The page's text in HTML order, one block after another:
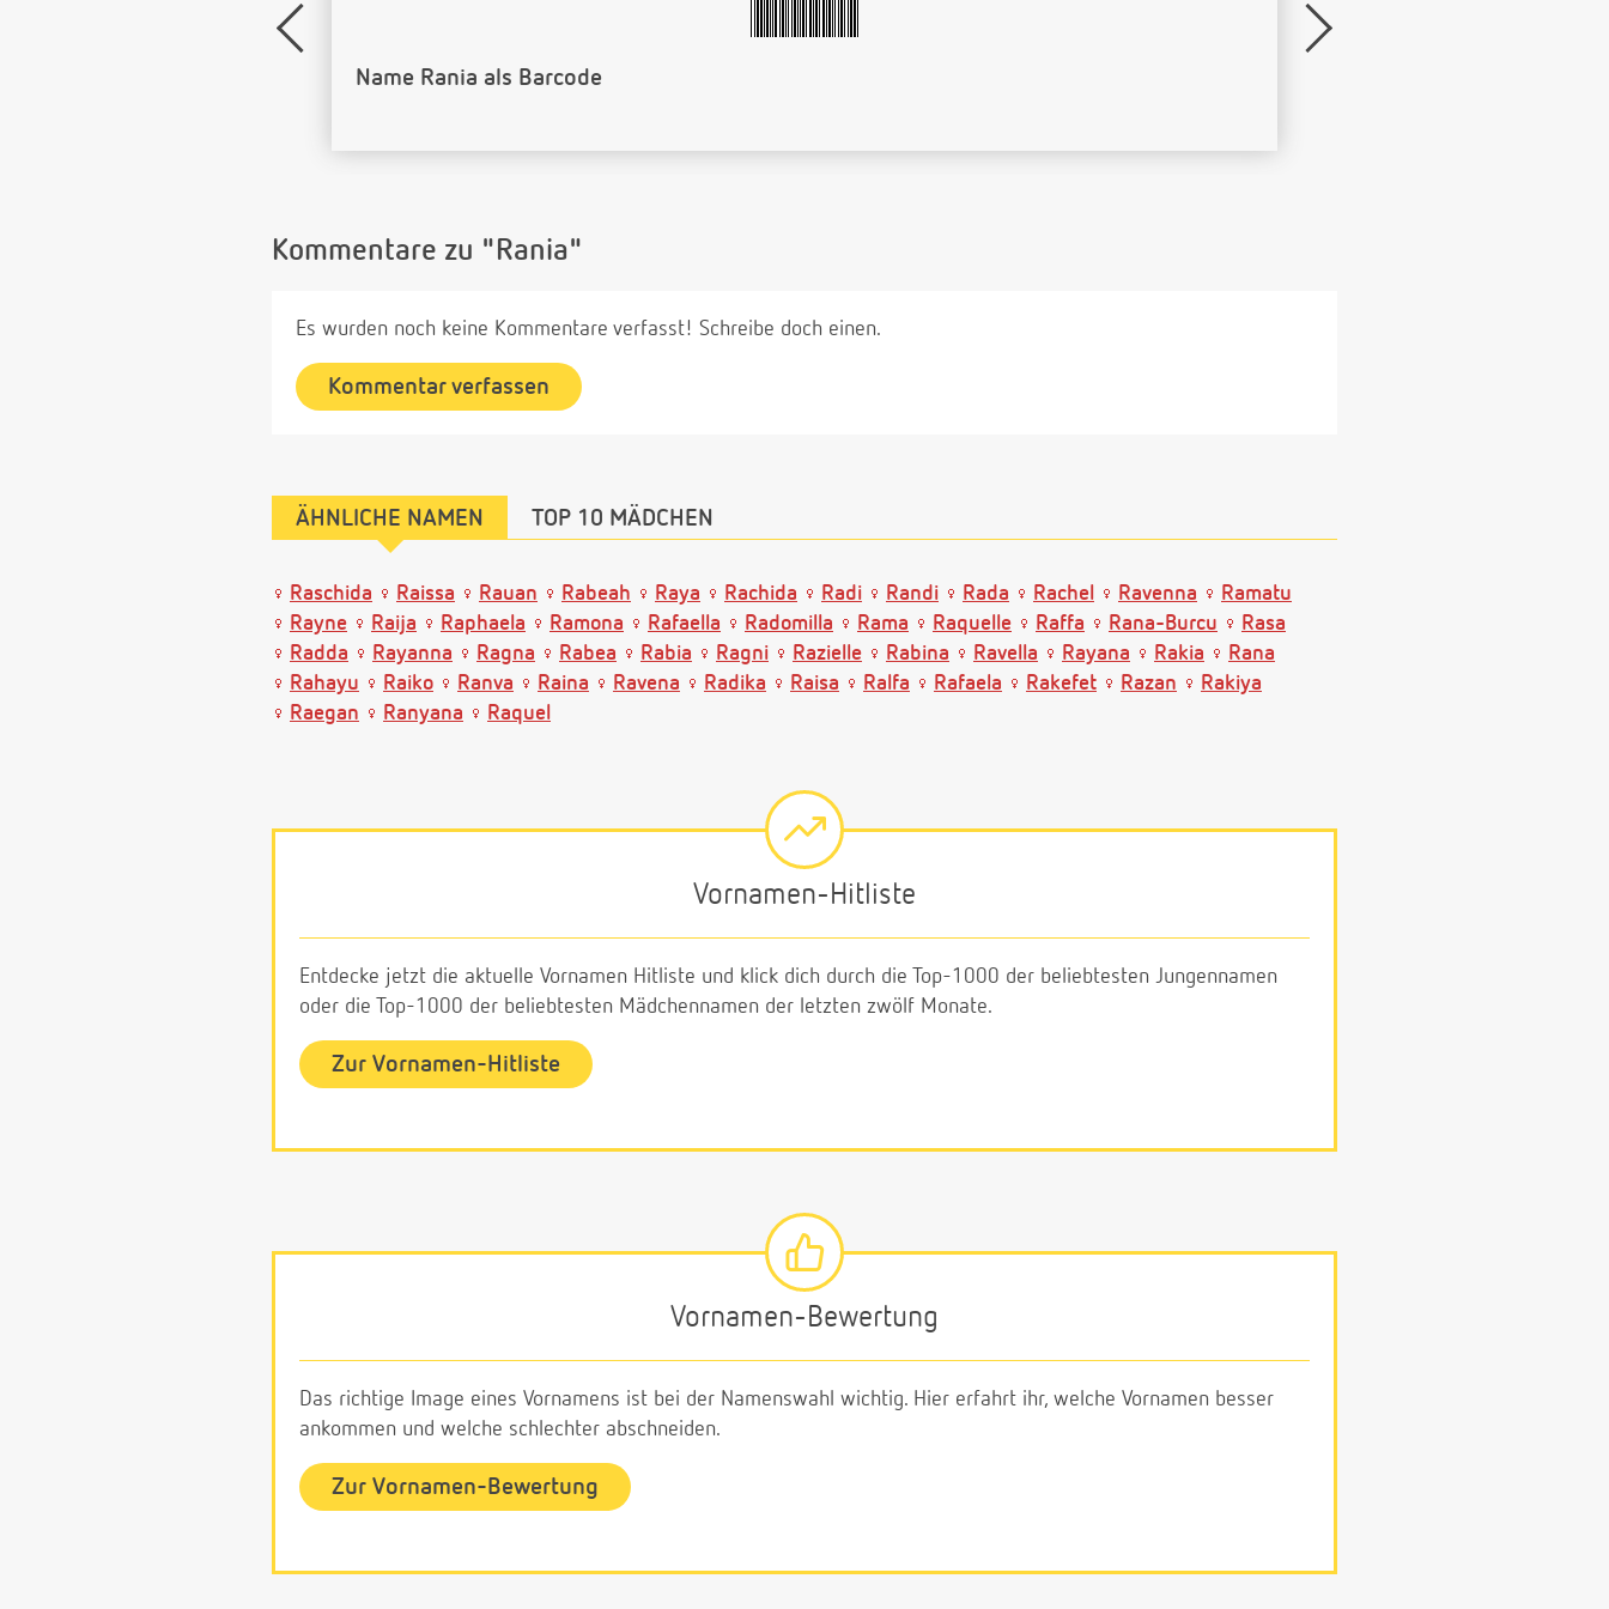
Name Rania als Barcode
Kommentare zu "Rania"
Es wurden noch keine Kommentare verfasst! Schreibe doch einen.
Kommentar verfassen
ÄHNLICHE NAMEN TOP 10 MÄDCHEN
Raschida Raissa Rauan Rabeah Raya Rachida Radi Randi Rada Rachel Ravenna
Ramatu
Rayne
Raija Raphaela Ramona Rafaella Radomilla Rama Raquelle Raffa Rana-Burcu
Rasa
Radda
Rayanna Ragna Rabea Rabia Ragni Razielle Rabina Ravella Rayana Rakia
Rana
Rahayu
Raiko Ranva Raina Ravena Radika Raisa Ralfa Rafaela Rakefet Razan
Rakiya
Raegan
Ranyana Raquel
Vornamen-Hitliste
Entdecke jetzt die aktuelle Vornamen Hitliste und klick dich durch die Top-1000 der beliebtesten Jungennamen
oder die Top-1000 der beliebtesten Mädchennamen der letzten zwölf Monate.
Zur Vornamen-Hitliste
Vornamen-Bewertung
Das richtige Image eines Vornamens ist bei der Namenswahl wichtig. Hier erfahrt ihr, welche Vornamen besser
ankommen und welche schlechter abschneiden.
Zur Vornamen-Bewertung